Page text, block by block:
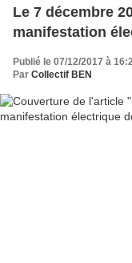
Le 7 décembre
manifestation
Publié le 07/12/2017 à
Par Collectif BEN